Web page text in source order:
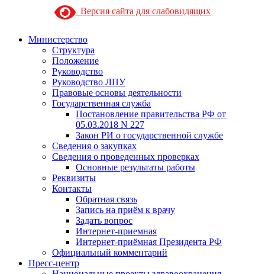
Версия сайта для слабовидящих
Министерство
Структура
Положение
Руководство
Руководство ЛПУ
Правовые основы деятельности
Государственная служба
Постановление правительства РФ от
05.03.2018 N 227
Закон РИ о государственной службе
Сведения о закупках
Сведения о проведенных проверках
Основные результаты работы
Реквизиты
Контакты
Обратная связь
Запись на приём к врачу
Задать вопрос
Интернет-приемная
Интернет-приёмная Президента РФ
Официальный комментарий
Пресс-центр